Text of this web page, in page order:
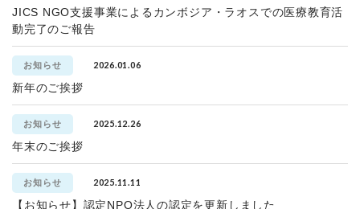
JICS NGO支援事業によるカンボジア・ラオスでの医療教育活
動完了のご報告
お知らせ 2026.01.06
新年のご挨拶
お知らせ 2025.12.26
年末のご挨拶
お知らせ 2025.11.11
【お知らせ】認定NPO法人の認定を更新しました